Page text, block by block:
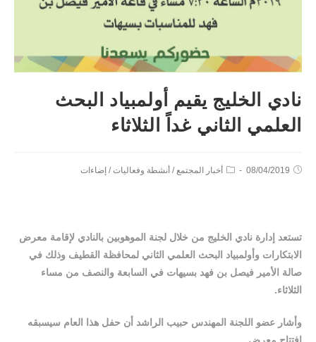
نادي الخليج يقيم أولمبياد البحث
العلمي الثاني غداً الثلاثاء
08/04/2019 أخبار المجتمع / أنشطة وفعاليات / إضاءات
تستعد إدارة نادي الخليج من خلال لجنة الموهوبين بالنادي لإقامة معرض
الابتكارات وأولمبياد البحث العلمي الثاني لمحافظة القطيف وذلك في
صالة الأمير فيصل بن فهد بسيهات في السابعة والنصف من مساء
الثلاثاء.
وأشار عضو اللجنة المهندس حبيب الراشد أن حفل هذا العام سيسبقه